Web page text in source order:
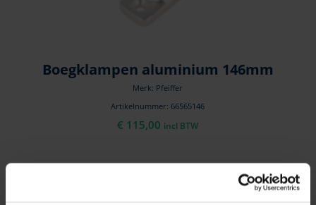
Boegklampen aluminium 146mm
Merk: Pfeiffer
Artikelnummer: 66565146
€ 115,00 incl BTW